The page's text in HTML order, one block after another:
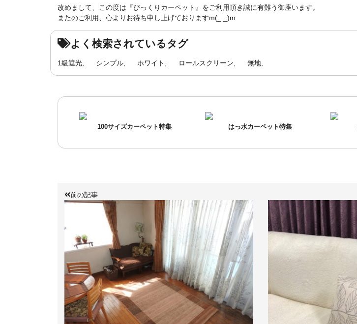
改めまして、この度は『びっくりカーペット』をご利用頂き誠に有難う御座います。
またのご利用、心よりお待ち申し上げておりますm(_ _)m
よく検索されているタグ
1級遮光 シンプル ホワイト ロールスクリーン 無地
100サイズカーペット特集 はっ水カーペット特集
前の記事